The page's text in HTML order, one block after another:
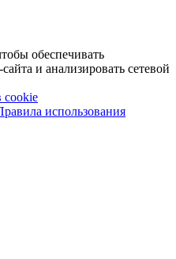
обеспечивать
и анализировать сетевой
cookie
использования